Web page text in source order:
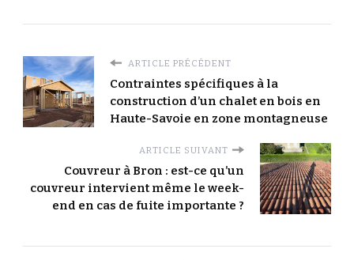
ARTICLE PRÉCÉDENT
Contraintes spécifiques à la
construction d’un chalet en bois en
Haute-Savoie en zone montagneuse
ARTICLE SUIVANT
Couvreur à Bron : est-ce qu’un
couvreur intervient même le week-
end en cas de fuite importante ?